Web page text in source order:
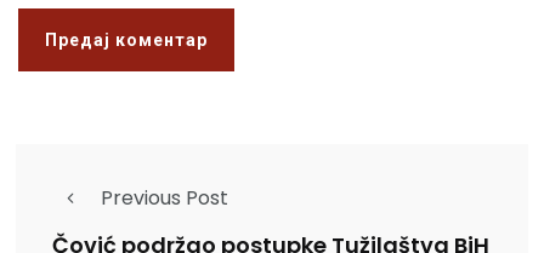
Previous Post
Čović podržao postupke Tužilaštva BiH